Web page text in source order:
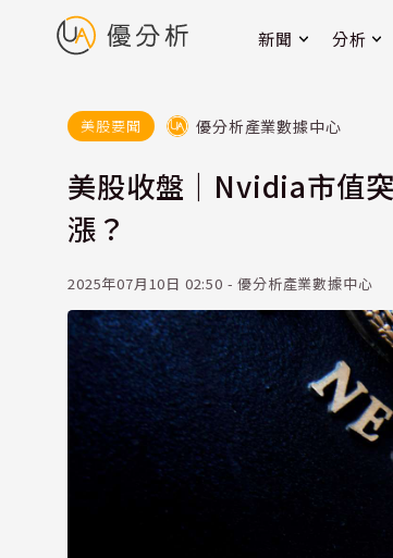
新聞 分析
美股要聞 優分析產業數據中心
美股收盤｜Nvidia市值
漲？
2025年07月10日 02:50 - 優分析產業數據中心